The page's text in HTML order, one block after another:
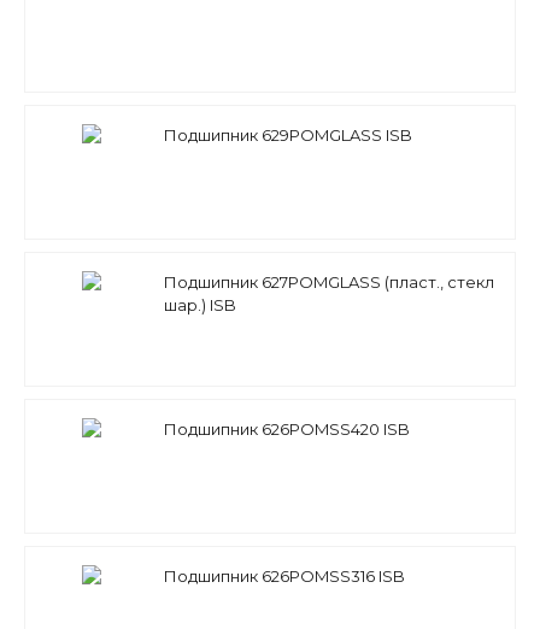
Подшипник 629POMGLASS ISB
Подшипник 627POMGLASS (пласт., стекл
шар.) ISB
Подшипник 626POMSS420 ISB
Подшипник 626POMSS316 ISB